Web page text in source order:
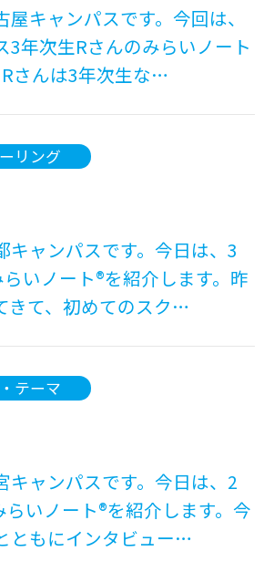
キャンパスです。今回は、
3年次生Rさんのみらいノート
さんは3年次生な…
リング
キャンパスです。今日は、3
いノート®を紹介します。昨
きて、初めてのスク…
テーマ
キャンパスです。今日は、2
いノート®を紹介します。今
ともにインタビュー…